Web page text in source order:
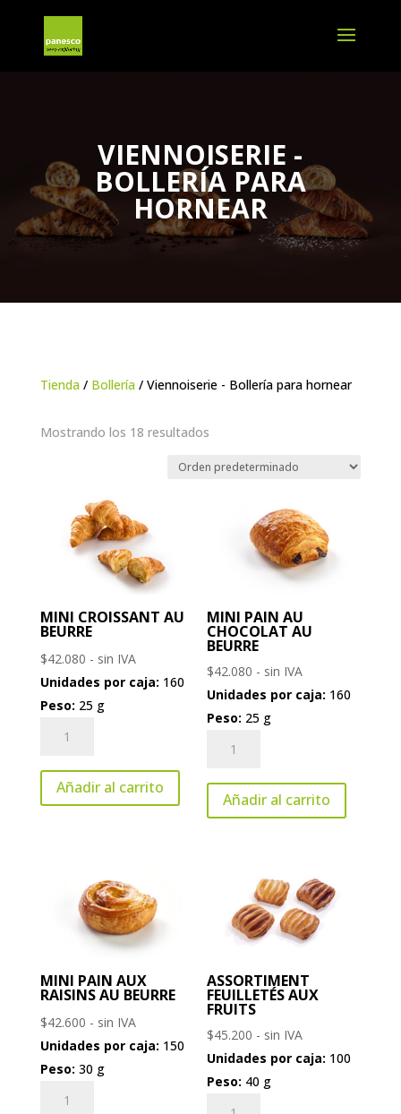
VIENNOISERIE -
BOLLERÍA PARA
HORNEAR
Tienda/ Bollería/ Viennoiserie - Bollería para hornear
Mostrando los 18 resultados
MINI CROISSANT AU
BEURRE
$42.080 - sin IVA
Unidades por caja: 160
Peso: 25 g
au
Beurre
Añadir al carrito
MINI PAIN AU
CHOCOLAT AU
BEURRE
$42.080 - sin IVA
Unidades por caja: 160
Peso: 25 g
au
Chocolat
Añadir al carrito
MINI PAIN AUX
RAISINS AU BEURRE
$42.600 - sin IVA
Unidades por caja: 150
Peso: 30 g
ASSORTIMENT
FEUILLETÉS AUX
FRUITS
$45.200 - sin IVA
Unidades por caja: 100
Peso: 40 g